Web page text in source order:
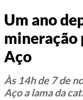
Um ano
mineração
Aço
Às 14h de 7 de
Aço a lama da